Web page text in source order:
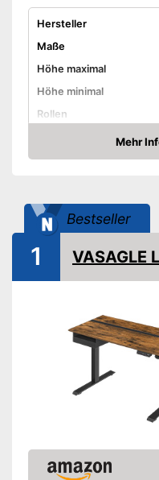
Hersteller
Maße
Höhe maximal
Höhe minimal
Rollen
Belastbarkeit maximal
Erhältliche Farben
Mehr
Amazon
Bestseller
1 VASAGLE